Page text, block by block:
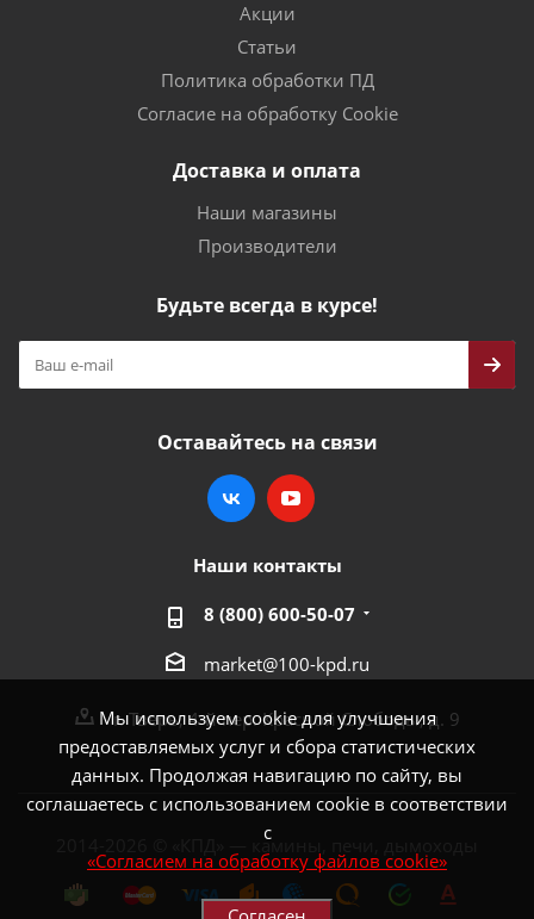
Мы используем cookie для улучшения
предоставляемых услуг и сбора статистических
данных. Продолжая навигацию по сайту, вы
соглашаетесь с использованием cookie в соответствии
с
«Согласием на обработку файлов cookie»
Акции
Статьи
Политика обработки ПД
Согласие на обработку Cookie
Доставка и оплата
Наши магазины
Производители
Будьте всегда в курсе!
Оставайтесь на связи
Наши контакты
8 (800) 600-50-07
market@100-kpd.ru
г. Тверь, 4-й пер. Красной Слободы, д. 9
2014-2026 © «КПД» — камины, печи, дымоходы